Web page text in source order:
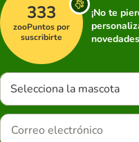
333
zooPuntos por
suscribirte
¡No te
Selecciona la mascota